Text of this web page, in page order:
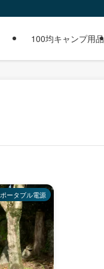
100均キャンプ用品
ポータブル電源